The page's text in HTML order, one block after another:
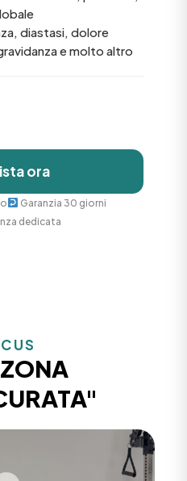
diastasi, dolore
e molto altro
ora
Garanzia 30 giorni
dedicata